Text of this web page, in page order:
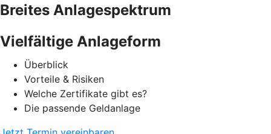
Breites Anlagespektrum
Vielfältige Anlageform
Überblick
Vorteile & Risiken
Welche Zertifikate gibt es?
Die passende Geldanlage